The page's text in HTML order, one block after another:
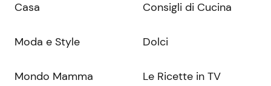
Casa
Moda e Style
Mondo Mamma
Consigli di Cucina
Dolci
Le Ricette in TV